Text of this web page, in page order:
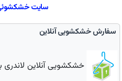
سایت خشكشوئی
سفارش خشکشویی آنلاین
خشکشویی آنلاین